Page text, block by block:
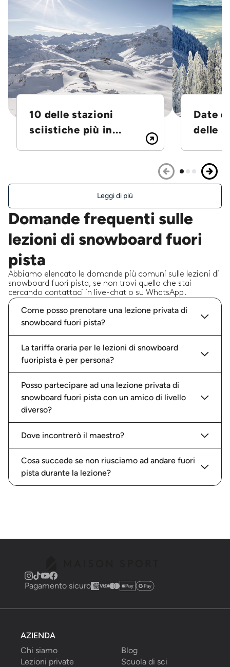
10 delle stazioni
sciistiche più in...
Date
delle
Leggi di più
Domande frequenti sulle
lezioni di snowboard fuori
pista
Abbiamo elencato le domande più comuni sulle lezioni di
snowboard fuori pista, se non trovi quello che stai
cercando contattaci in live-chat o su WhatsApp.
Come posso prenotare una lezione privata di
snowboard fuori pista?
La tariffa oraria per le lezioni di snowboard
fuoripista è per persona?
Posso partecipare ad una lezione privata di
snowboard fuori pista con un amico di livello
diverso?
Dove incontrerò il maestro?
Cosa succede se non riusciamo ad andare fuori
pista durante la lezione?
Pagamento sicuro
AZIENDA
Chi siamo
Blog
Lezioni private
Scuola di sci